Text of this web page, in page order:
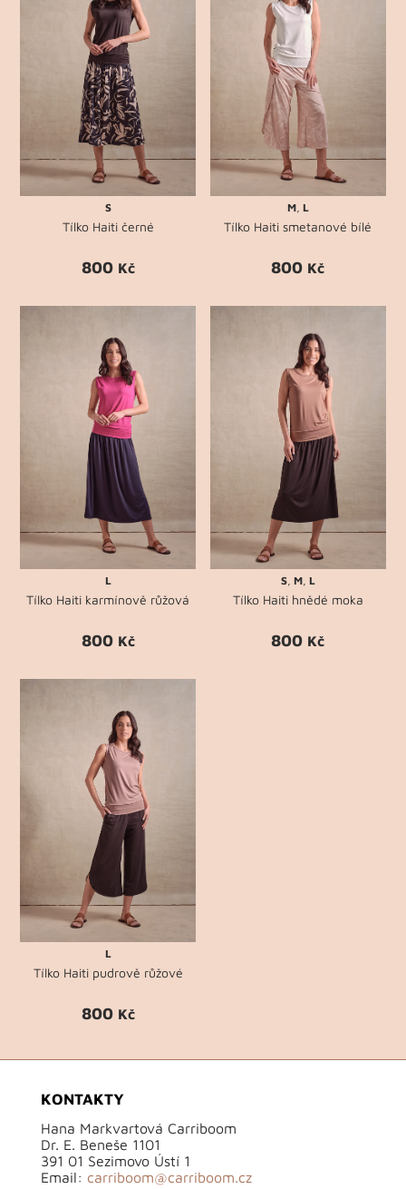
S
Tílko Haiti černé
800 Kč
M, L
Tílko Haiti smetanové bílé
800 Kč
L
Tílko Haiti karmínově růžová
800 Kč
S, M, L
Tílko Haiti hnědé moka
800 Kč
L
Tílko Haiti pudrově růžové
800 Kč
KONTAKTY
Hana Markvartová Carriboom
Dr. E. Beneše 1101
391 01 Sezimovo Ústí 1
Email: carriboom@carriboom.cz